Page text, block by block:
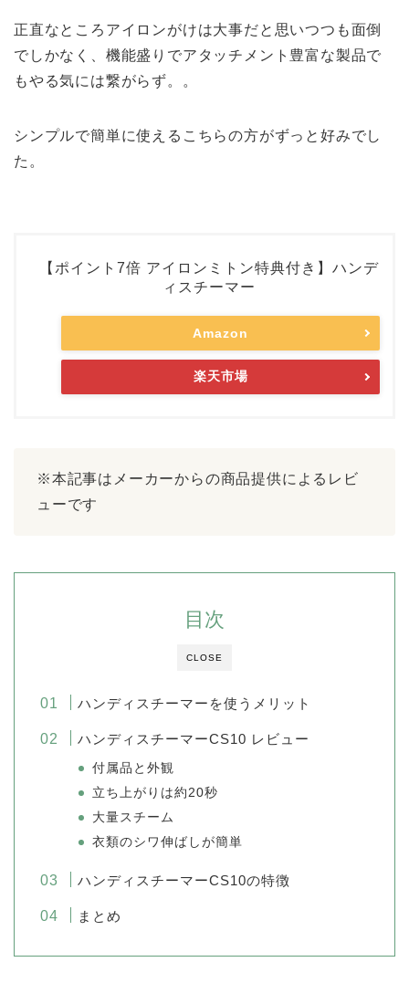
正直なところアイロンがけは大事だと思いつつも面倒
でしかなく、機能盛りでアタッチメント豊富な製品で
もやる気には繋がらず。。
シンプルで簡単に使えるこちらの方がずっと好みでし
た。
【ポイント7倍 アイロンミトン特典付き】ハンデ
ィスチーマー
Amazon
楽天市場
※本記事はメーカーからの商品提供によるレビ
ューです
CLOSE
目次
ハンディスチーマーを使うメリット
ハンディスチーマーCS10 レビュー
付属品と外観
立ち上がりは約20秒
大量スチーム
衣類のシワ伸ばしが簡単
ハンディスチーマーCS10の特徴
まとめ